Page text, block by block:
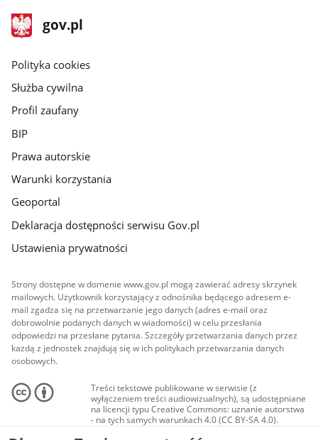
stopka
gov.pl
Strona
gov.pl
gov.pl
Polityka cookies
Służba cywilna
Profil zaufany
BIP
Prawa autorskie
Warunki korzystania
Geoportal
Deklaracja dostępności serwisu Gov.pl
Ustawienia prywatności
Strony dostępne w domenie www.gov.pl mogą zawierać adresy skrzynek
mailowych. Użytkownik korzystający z odnośnika będącego adresem e-
mail zgadza się na przetwarzanie jego danych (adres e-mail oraz
dobrowolnie podanych danych w wiadomości) w celu przesłania
odpowiedzi na przesłane pytania. Szczegóły przetwarzania danych przez
każdą z jednostek znajdują się w ich politykach przetwarzania danych
osobowych.
Treści tekstowe publikowane w serwisie (z
wyłączeniem treści audiowizualnych), są udostępniane
na licencji typu Creative Commons: uznanie autorstwa
- na tych samych warunkach 4.0 (CC BY-SA 4.0).
Materiały audiowizualne, w tym zdjęcia, materiały